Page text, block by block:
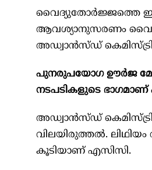
വൈദ്യുതോര്‍ജ്ജത്തെ
ആവശ്യാനുസരണം
അഡ്വാന്‍സ്ഡ്
പുനരുപയോഗ ഊര്‍ജ
നടപടികളുടെ ഭാഗമാണ്
അഡ്വാന്‍സ്ഡ്
വിലയിരുത്തല്‍.
കൂടിയാണ് എസിസി.